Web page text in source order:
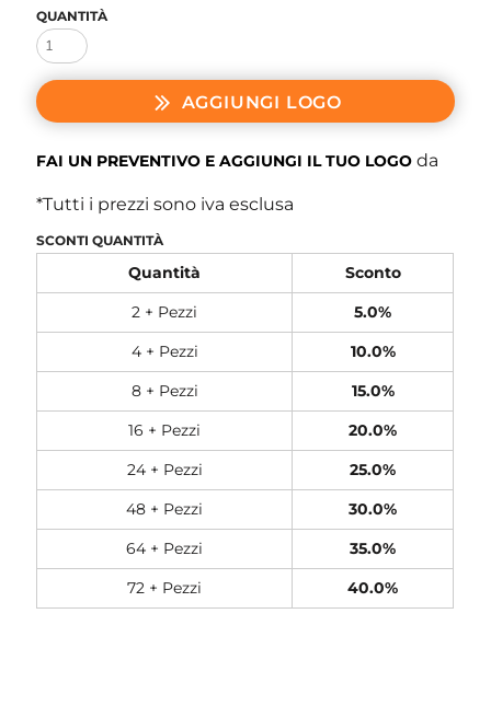
QUANTITÀ
AGGIUNGI LOGO
FAI UN PREVENTIVO E AGGIUNGI IL TUO LOGO da
*Tutti i prezzi sono iva esclusa
SCONTI QUANTITÀ
Quantità
Sconto
2 + Pezzi
5.0%
4 + Pezzi
10.0%
8 + Pezzi
15.0%
16 + Pezzi
20.0%
24 + Pezzi
25.0%
48 + Pezzi
30.0%
64 + Pezzi
35.0%
72 + Pezzi
40.0%